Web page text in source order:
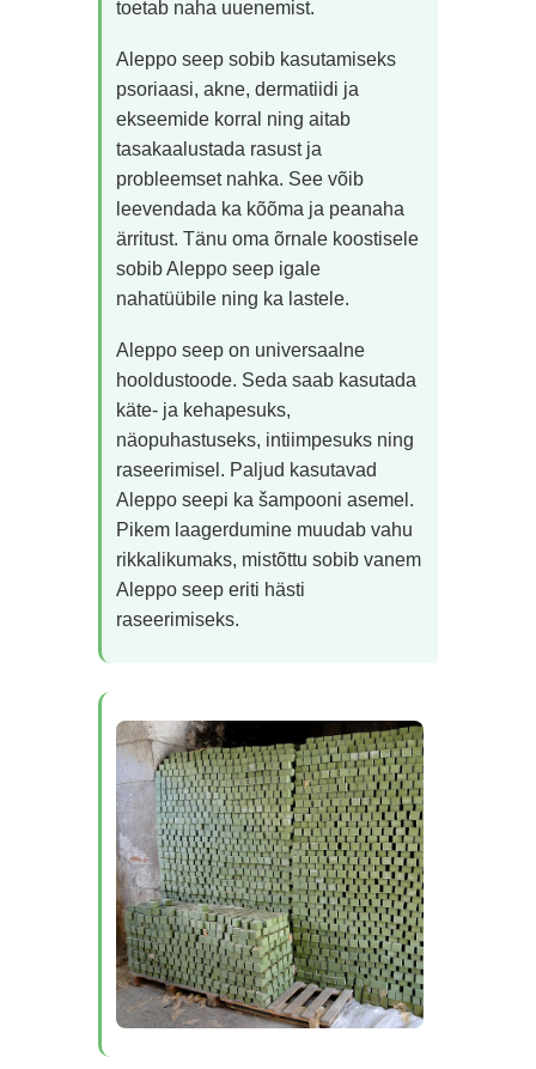
toetab naha uuenemist.
Aleppo seep sobib kasutamiseks
psoriaasi, akne, dermatiidi ja
ekseemide korral ning aitab
tasakaalustada rasust ja
probleemset nahka. See võib
leevendada ka kõõma ja peanaha
ärritust. Tänu oma õrnale koostisele
sobib Aleppo seep igale
nahatüübile ning ka lastele.
Aleppo seep on universaalne
hooldustoode. Seda saab kasutada
käte- ja kehapesuks,
näopuhastuseks, intiimpesuks ning
raseerimisel. Paljud kasutavad
Aleppo seepi ka šampooni asemel.
Pikem laagerdumine muudab vahu
rikkalikumaks, mistõttu sobib vanem
Aleppo seep eriti hästi
raseerimiseks.